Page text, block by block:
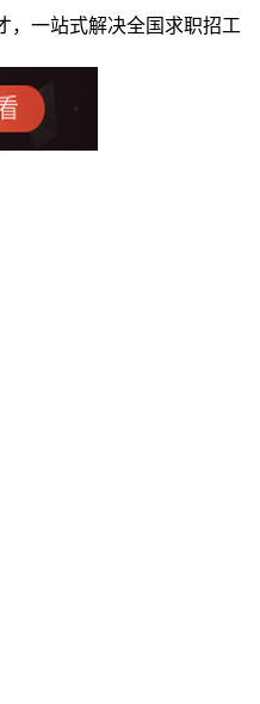
，一站式解决全国求职招工